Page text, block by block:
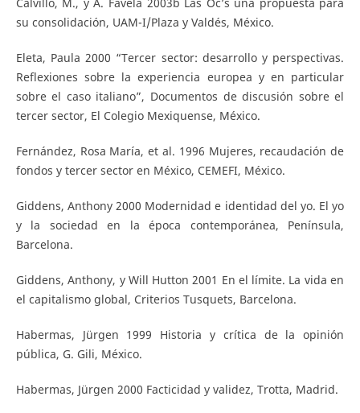
su consolidación, UAM-I/Plaza y Valdés, México.
Eleta, Paula 2000 “Tercer sector: desarrollo y perspectivas.
Reflexiones sobre la experiencia europea y en particular
sobre el caso italiano”, Documentos de discusión sobre el
tercer sector, El Colegio Mexiquense, México.
Fernández, Rosa María, et al. 1996 Mujeres, recaudación de
fondos y tercer sector en México, CEMEFI, México.
Giddens, Anthony 2000 Modernidad e identidad del yo. El yo
y la sociedad en la época contemporánea, Península,
Barcelona.
Giddens, Anthony, y Will Hutton 2001 En el límite. La vida en
el capitalismo global, Criterios Tusquets, Barcelona.
Habermas, Jürgen 1999 Historia y crítica de la opinión
pública, G. Gili, México.
Habermas, Jürgen 2000 Facticidad y validez, Trotta, Madrid.